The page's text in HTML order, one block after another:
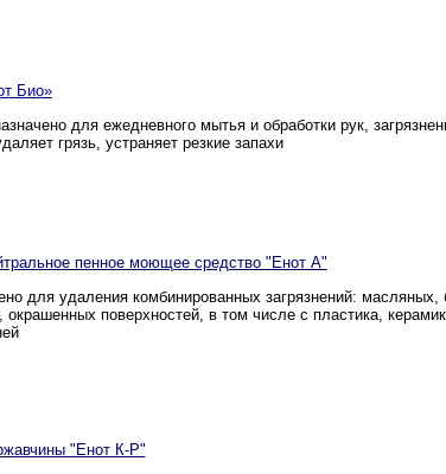
Био»
для ежедневного мытья и обработки рук,
грязь, устраняет резкие запахи
пенное моющее средство "Енот А"
для удаления комбинированных загрязнений:
окрашенных поверхностей, в том числе с пластика,
"Енот К-Р"